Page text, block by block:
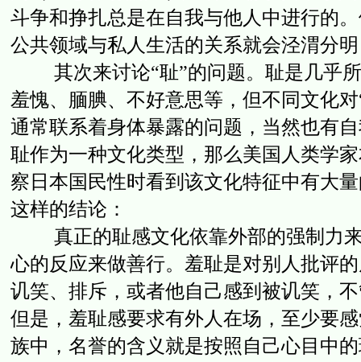
斗争和挣扎总是在自我与他人中进行的
公共领域与私人生活的关系就会泾渭分
其次来讨论“耻”的问题。耻是几乎所
羞愧、腼腆、不好意思等，但不同文化
通常联系着身体暴露的问题，当然也有
耻作为一种文化类型，那么美国人类学
察日本国民性时看到该文化特征中有大
这样的结论：
真正的耻感文化依靠外部的强制力来
心的反应来做善行。羞耻是对别人批评
讥笑、排斥，或者他自己感到被讥笑，
但是，羞耻感要求有外人在场，至少要
族中，名誉的含义就是按照自己心目中